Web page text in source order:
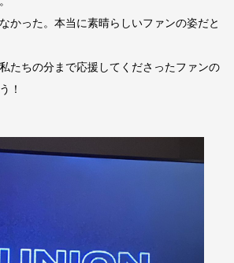
かった。本当に素晴らしいファンの姿だと
たちの分まで応援してくださったファンの
！